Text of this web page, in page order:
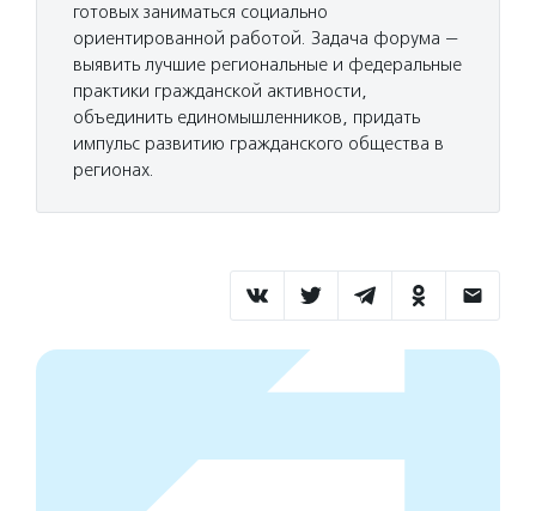
готовых заниматься социально
ориентированной работой. Задача форума —
выявить лучшие региональные и федеральные
практики гражданской активности,
объединить единомышленников, придать
импульс развитию гражданского общества в
регионах.